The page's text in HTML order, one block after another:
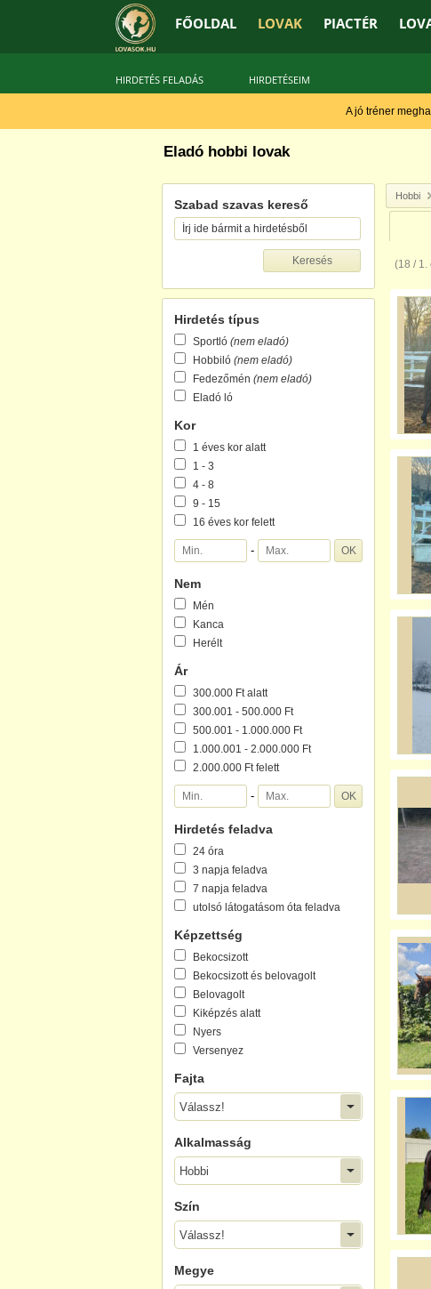
FŐOLDAL LOVAK PIACTÉR
HIRDETÉS FELADÁS HIRDETÉSEIM
A jó tréner
Eladó hobbi lovak
Szabad szavas kereső
Hirdetés típus
Sportló (nem eladó)
Hobbiló (nem eladó)
Fedezőmén (nem eladó)
Eladó ló
Kor
1 éves kor alatt
1 - 3
4 - 8
9 - 15
16 éves kor felett
-
Nem
Mén
Kanca
Herélt
Ár
300.000 Ft alatt
300.001 - 500.000 Ft
500.001 - 1.000.000 Ft
1.000.001 - 2.000.000 Ft
2.000.000 Ft felett
-
Hirdetés feladva
24 óra
3 napja feladva
7 napja feladva
utolsó látogatásom óta feladva
Képzettség
Bekocsizott
Bekocsizott és belovagolt
Belovagolt
Kiképzés alatt
Nyers
Versenyez
Fajta
Válassz!
Alkalmasság
Hobbi
Szín
Válassz!
Megye
Hobbi
(18 / 1.